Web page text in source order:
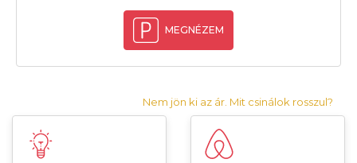
MEGNÉZEM
Nem jön ki az ár. Mit csinálok rosszul?